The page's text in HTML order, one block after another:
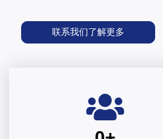
联系我们了解更多